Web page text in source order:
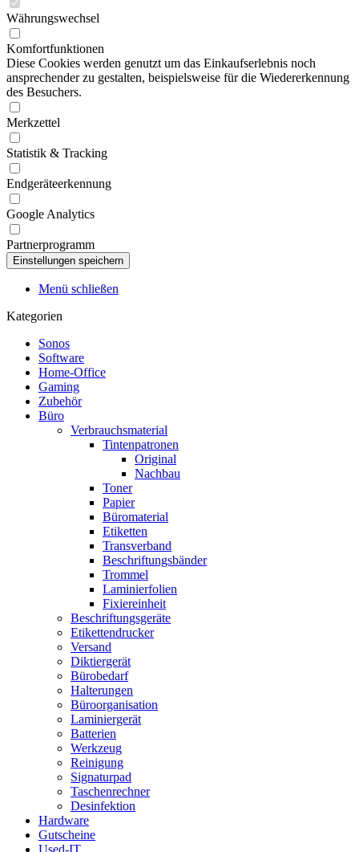
Währungswechsel
Komfortfunktionen
Diese Cookies werden genutzt um das Einkaufserlebnis noch
ansprechender zu gestalten, beispielsweise für die Wiedererkennung
des Besuchers.
Merkzettel
Statistik & Tracking
Endgeräteerkennung
Google Analytics
Partnerprogramm
Menü schließen
Kategorien
Sonos
Software
Home-Office
Gaming
Zubehör
Büro
Verbrauchsmaterial
Tintenpatronen
Original
Nachbau
Toner
Papier
Büromaterial
Etiketten
Transverband
Beschriftungsbänder
Trommel
Laminierfolien
Fixiereinheit
Beschriftungsgeräte
Etikettendrucker
Versand
Diktiergerät
Bürobedarf
Halterungen
Büroorganisation
Laminiergerät
Batterien
Werkzeug
Reinigung
Signaturpad
Taschenrechner
Desinfektion
Hardware
Gutscheine
Used-IT